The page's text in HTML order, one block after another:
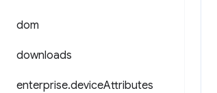
dom
downloads
enterprise.deviceAttributes